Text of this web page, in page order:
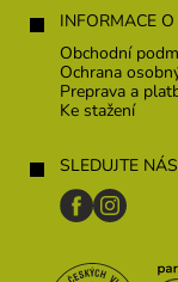
INFORMACE
Obchodní
Ochrana
Preprava a
Ke stažení
SLEDUJTE NÁS